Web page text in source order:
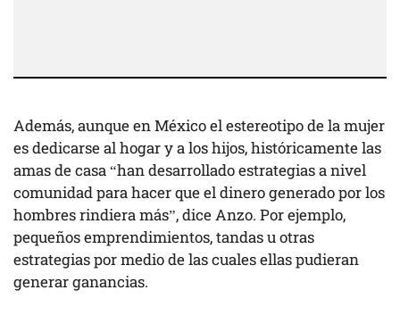
Además, aunque en México el estereotipo de la mujer
es dedicarse al hogar y a los hijos, históricamente las
amas de casa “han desarrollado estrategias a nivel
comunidad para hacer que el dinero generado por los
hombres rindiera más”, dice Anzo. Por ejemplo,
pequeños emprendimientos, tandas u otras
estrategias por medio de las cuales ellas pudieran
generar ganancias.